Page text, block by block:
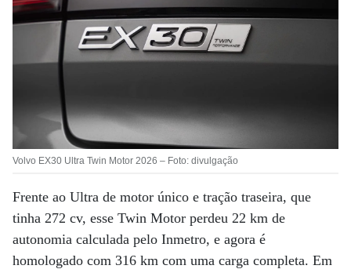
Volvo EX30 Ultra Twin Motor 2026 – Foto: divulgação
Frente ao Ultra de motor único e tração traseira, que
tinha 272 cv, esse Twin Motor perdeu 22 km de
autonomia calculada pelo Inmetro, e agora é
homologado com 316 km com uma carga completa. Em